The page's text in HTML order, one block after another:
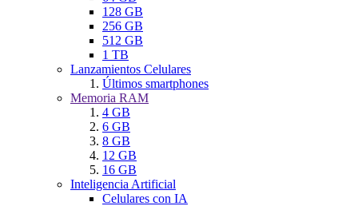
128 GB
256 GB
512 GB
1 TB
Lanzamientos Celulares
Últimos smartphones
Memoria RAM
4 GB
6 GB
8 GB
12 GB
16 GB
Inteligencia Artificial
Celulares con IA